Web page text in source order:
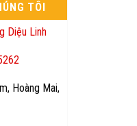
TÔI
Diệu Linh
Hoàng Mai,